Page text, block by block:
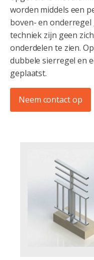
worden middels een
boven- en
techniek zijn geen
onderdelen te zien.
dubbele sierregel en
geplaatst.
Neem contact op